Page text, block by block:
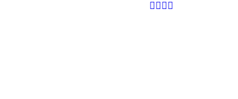
Facebook
Instagram
Youtube